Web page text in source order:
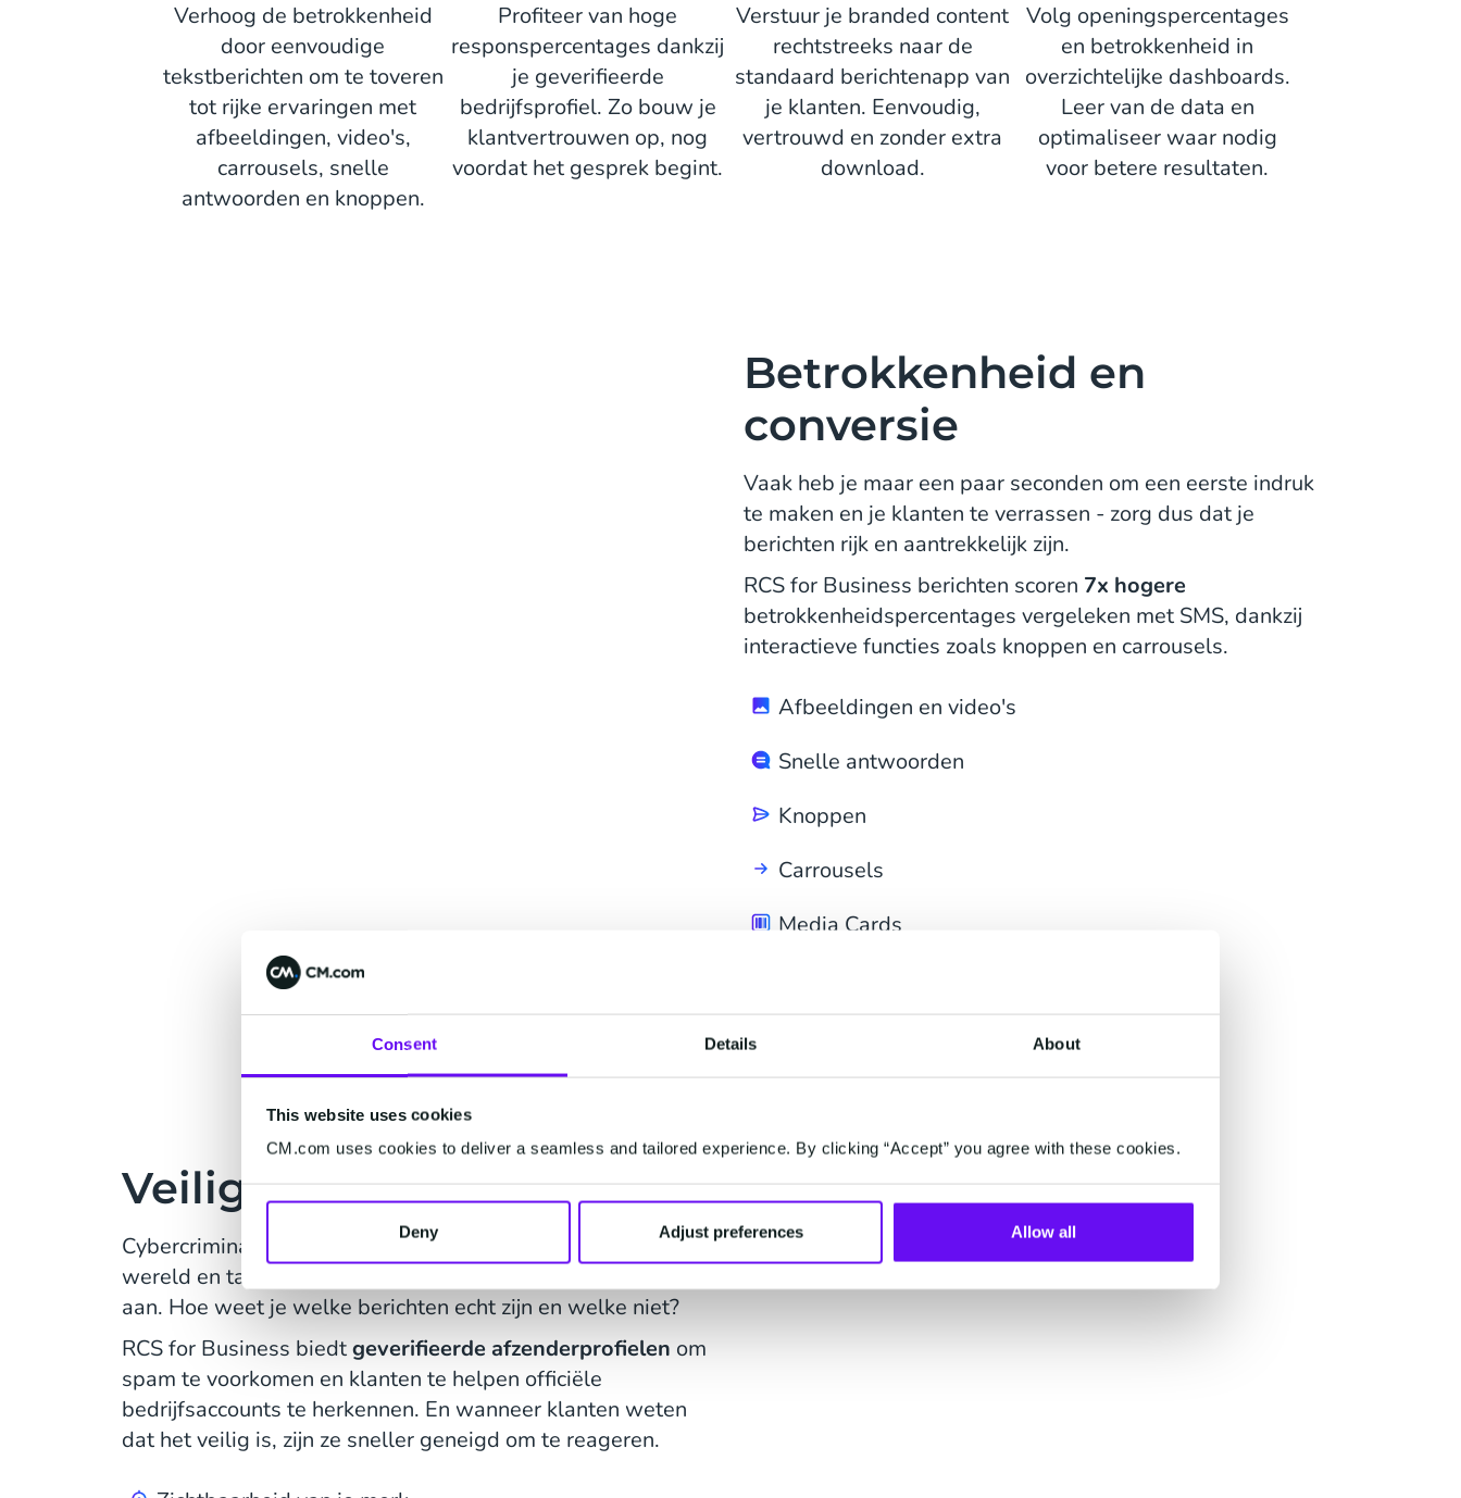
Consent Details About
This website uses cookies
CM.com uses cookies to deliver a seamless and tailored experience. By clicking “Accept” you agree with these cookies.
Deny Adjust preferences Allow all
Verhoog de betrokkenheid
door eenvoudige
tekstberichten om te toveren
tot rijke ervaringen met
afbeeldingen, video's,
carrousels, snelle
antwoorden en knoppen.
Profiteer van hoge
responspercentages dankzij
je geverifieerde
bedrijfsprofiel. Zo bouw je
klantvertrouwen op, nog
voordat het gesprek begint.
Verstuur je branded content
rechtstreeks naar de
standaard berichtenapp van
je klanten. Eenvoudig,
vertrouwd en zonder extra
download.
Volg openingspercentages
en betrokkenheid in
overzichtelijke dashboards.
Leer van de data en
optimaliseer waar nodig
voor betere resultaten.
Betrokkenheid en
conversie
Vaak heb je maar een paar seconden om een eerste indruk
te maken en je klanten te verrassen - zorg dus dat je
berichten rijk en aantrekkelijk zijn.
RCS for Business berichten scoren 7x hogere
betrokkenheidspercentages vergeleken met SMS, dankzij
interactieve functies zoals knoppen en carrousels.
Afbeeldingen en video's
Snelle antwoorden
Knoppen
Carrousels
Media Cards
Neem contact op
Veiligheid en vertrouwen
Cybercriminaliteit is helaas onderdeel van de moderne
wereld en tast het vertrouwen tussen klanten en bedrijven
aan. Hoe weet je welke berichten echt zijn en welke niet?
RCS for Business biedtgeverifieerde afzenderprofielen om
spam te voorkomen en klanten te helpen officiële
bedrijfsaccounts te herkennen. En wanneer klanten weten
dat het veilig is, zijn ze sneller geneigd om te reageren.